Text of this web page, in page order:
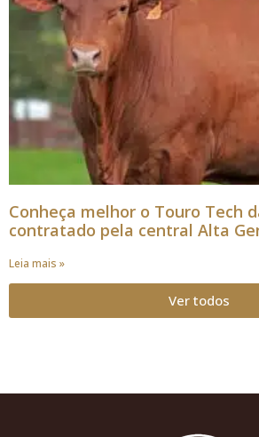
Conheça melhor o Touro Tech
contratado pela central Alta
Leia mais »
Ver todos